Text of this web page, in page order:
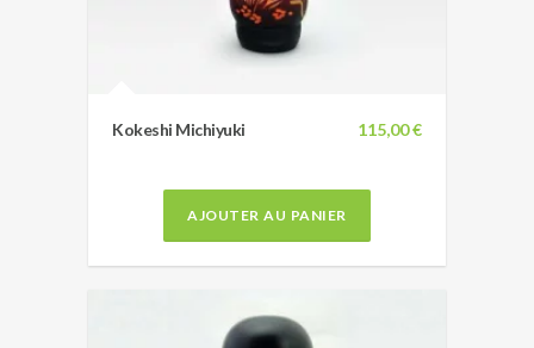
115,00 €
Kokeshi Michiyuki
AJOUTER AU PANIER